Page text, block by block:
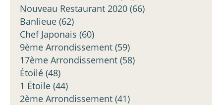
Nouveau Restaurant 2020 (66)
Banlieue (62)
Chef Japonais (60)
9ème Arrondissement (59)
17ème Arrondissement (58)
Étoilé (48)
1 Étoile (44)
2ème Arrondissement (41)